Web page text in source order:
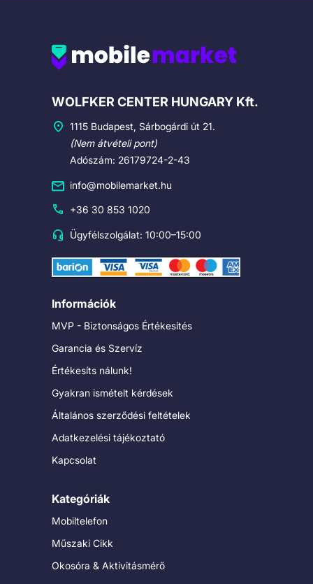
Cégadatok
WOLFKER CENTER HUNGARY Kft.
1115 Budapest, Sárbogárdi út 21.
(Nem átvételi pont)
Adószám: 26179724-2-43
info@mobilemarket.hu
+36 30 853 1020
Ügyfélszolgálat: 10:00–15:00
Információk
MVP - Biztonságos Értékesítés
Garancia és Szervíz
Értékesíts nálunk!
Gyakran ismételt kérdések
Általános szerződési feltételek
Adatkezelési tájékoztató
Kapcsolat
Kategóriák
Mobiltelefon
Műszaki Cikk
Okosóra & Aktivitásmérő